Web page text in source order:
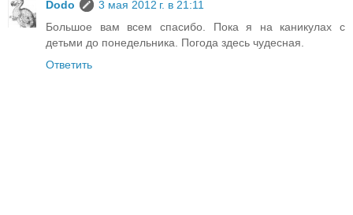
Dodo
3 мая 2012 г. в 21:11
Большое вам всем спасибо. Пока я на каникулах с
детьми до понедельника. Погода здесь чудесная.
Ответить